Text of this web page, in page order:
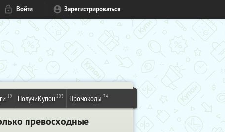
Войти Зарегистрироваться
19 ПолучиКупон 203 Промокоды 74
превосходные